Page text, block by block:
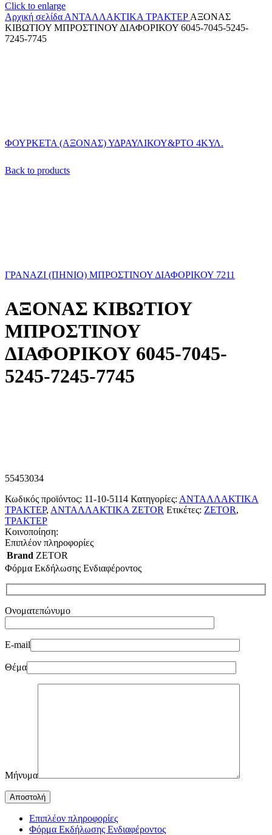
Click to enlarge
Αρχική σελίδα ΑΝΤΑΛΛΑΚΤΙΚΑ ΤΡΑΚΤΕΡ ΑΞΟΝΑΣ
ΚΙΒΩΤΙΟΥ ΜΠΡΟΣΤΙΝΟΥ ΔΙΑΦΟΡΙΚΟΥ 6045-7045-5245-
7245-7745
ΦΟΥΡΚΕΤΑ (ΑΞΟΝΑΣ) ΥΔΡΑΥΛΙΚΟΥ&ΡΤΟ 4ΚΥΛ.
Back to products
ΓΡΑΝΑΖΙ (ΠΗΝΙΟ) ΜΠΡΟΣΤΙΝΟΥ ΔΙΑΦΟΡΙΚΟΥ 7211
ΑΞΟΝΑΣ ΚΙΒΩΤΙΟΥ
ΜΠΡΟΣΤΙΝΟΥ
ΔΙΑΦΟΡΙΚΟΥ 6045-7045-
5245-7245-7745
55453034
Κωδικός προϊόντος: 11-10-5114 Κατηγορίες: ΑΝΤΑΛΛΑΚΤΙΚΑ
ΤΡΑΚΤΕΡ, ΑΝΤΑΛΛΑΚΤΙΚΑ ZETOR Ετικέτες: ZETOR,
ΤΡΑΚΤΕΡ
Κοινοποίηση:
Επιπλέον πληροφορίες
Brand ZETOR
Φόρμα Εκδήλωσης Ενδιαφέροντος
Ονοματεπώνυμο
E-mail
Θέμα
Μήνυμα
Επιπλέον πληροφορίες
Φόρμα Εκδήλωσης Ενδιαφέροντος